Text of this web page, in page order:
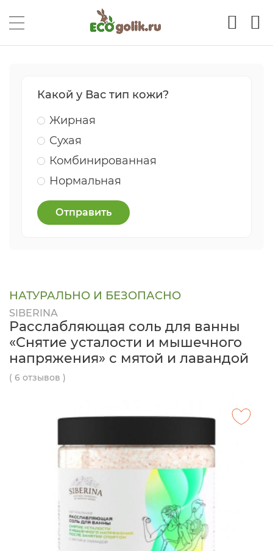
Какой у Вас тип кожи?
Жирная
Сухая
Комбинированная
Нормальная
Отправить
НАТУРАЛЬНО И БЕЗОПАСНО
SIBERINA
Расслабляющая соль для ванны
«Снятие усталости и мышечного
напряжения» с мятой и лавандой
( 6 отзывов )